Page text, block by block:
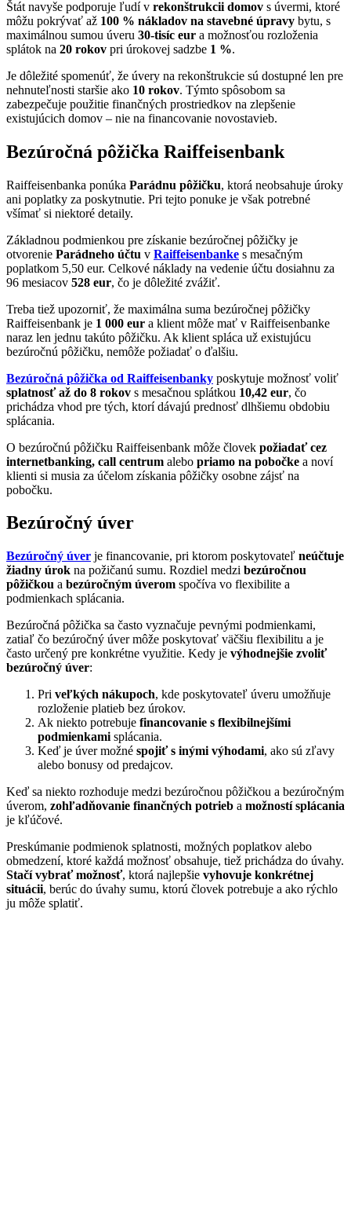
Štát navyše podporuje ľudí v rekonštrukcii domov s úvermi, ktoré
môžu pokrývať až 100 % nákladov na stavebné úpravy bytu, s
maximálnou sumou úveru 30-tisíc eur a možnosťou rozloženia
splátok na 20 rokov pri úrokovej sadzbe 1 %.
Je dôležité spomenúť, že úvery na rekonštrukcie sú dostupné len pre
nehnuteľnosti staršie ako 10 rokov. Týmto spôsobom sa
zabezpečuje použitie finančných prostriedkov na zlepšenie
existujúcich domov – nie na financovanie novostavieb.
Bezúročná pôžička Raiffeisenbank
Raiffeisenbanka ponúka Parádnu pôžičku, ktorá neobsahuje úroky
ani poplatky za poskytnutie. Pri tejto ponuke je však potrebné
všímať si niektoré detaily.
Základnou podmienkou pre získanie bezúročnej pôžičky je
otvorenie Parádneho účtu v Raiffeisenbanke s mesačným
poplatkom 5,50 eur. Celkové náklady na vedenie účtu dosiahnu za
96 mesiacov 528 eur, čo je dôležité zvážiť.
Treba tiež upozorniť, že maximálna suma bezúročnej pôžičky
Raiffeisenbank je 1 000 eur a klient môže mať v Raiffeisenbanke
naraz len jednu takúto pôžičku. Ak klient spláca už existujúcu
bezúročnú pôžičku, nemôže požiadať o ďalšiu.
Bezúročná pôžička od Raiffeisenbanky poskytuje možnosť voliť
splatnosť až do 8 rokov s mesačnou splátkou 10,42 eur, čo
prichádza vhod pre tých, ktorí dávajú prednosť dlhšiemu obdobiu
splácania.
O bezúročnú pôžičku Raiffeisenbank môže človek požiadať cez
internetbanking, call centrum alebo priamo na pobočke a noví
klienti si musia za účelom získania pôžičky osobne zájsť na
pobočku.
Bezúročný úver
Bezúročný úver je financovanie, pri ktorom poskytovateľ neúčtuje
žiadny úrok na požičanú sumu. Rozdiel medzi bezúročnou
pôžičkou a bezúročným úverom spočíva vo flexibilite a
podmienkach splácania.
Bezúročná pôžička sa často vyznačuje pevnými podmienkami,
zatiaľ čo bezúročný úver môže poskytovať väčšiu flexibilitu a je
často určený pre konkrétne využitie. Kedy je výhodnejšie zvoliť
bezúročný úver:
Pri veľkých nákupoch, kde poskytovateľ úveru umožňuje
rozloženie platieb bez úrokov.
Ak niekto potrebuje financovanie s flexibilnejšími
podmienkami splácania.
Keď je úver možné spojiť s inými výhodami, ako sú zľavy
alebo bonusy od predajcov.
Keď sa niekto rozhoduje medzi bezúročnou pôžičkou a bezúročným
úverom, zohľadňovanie finančných potrieb a možností splácania
je kľúčové.
Preskúmanie podmienok splatnosti, možných poplatkov alebo
obmedzení, ktoré každá možnosť obsahuje, tiež prichádza do úvahy.
Stačí vybrať možnosť, ktorá najlepšie vyhovuje konkrétnej
situácii, berúc do úvahy sumu, ktorú človek potrebuje a ako rýchlo
ju môže splatiť.